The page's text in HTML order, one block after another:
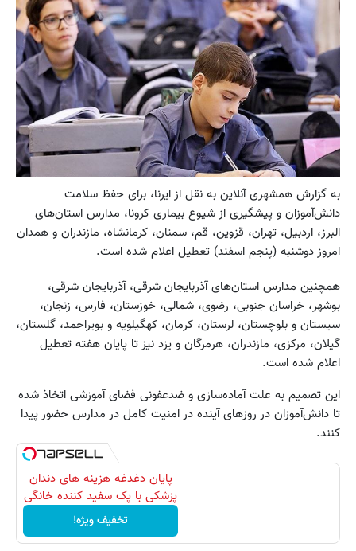
به گزارش همشهری آنلاین به نقل از ایرنا، برای حفظ سلامت
دانش‌آموزان و پیشگیری از شیوع بیماری کرونا، مدارس استان‌های
البرز، اردبیل، تهران، قزوین، قم، سمنان، کرمانشاه، مازندران و همدان
امروز دوشنبه (پنجم اسفند) تعطیل اعلام شده است.
همچنین مدارس استان‌های آذربایجان شرقی، آذربایجان شرقی،
بوشهر، خراسان جنوبی، رضوی، شمالی، خوزستان، فارس، زنجان،
سیستان و بلوچستان، لرستان، کرمان، کهگیلویه و بویراحمد، گلستان،
گیلان، مرکزی، مازندران، هرمزگان و یزد نیز تا پایان هفته تعطیل
اعلام شده است.
این تصمیم به علت آماده‌سازی و ضدعفونی فضای آموزشی اتخاذ شده
تا دانش‌آموزان در روزهای آینده در امنیت کامل در مدارس حضور پیدا
کنند.
پایان دغدغه هزینه های دندان
پزشکی با پک سفید کننده خانگی
تخفیف ویژه!